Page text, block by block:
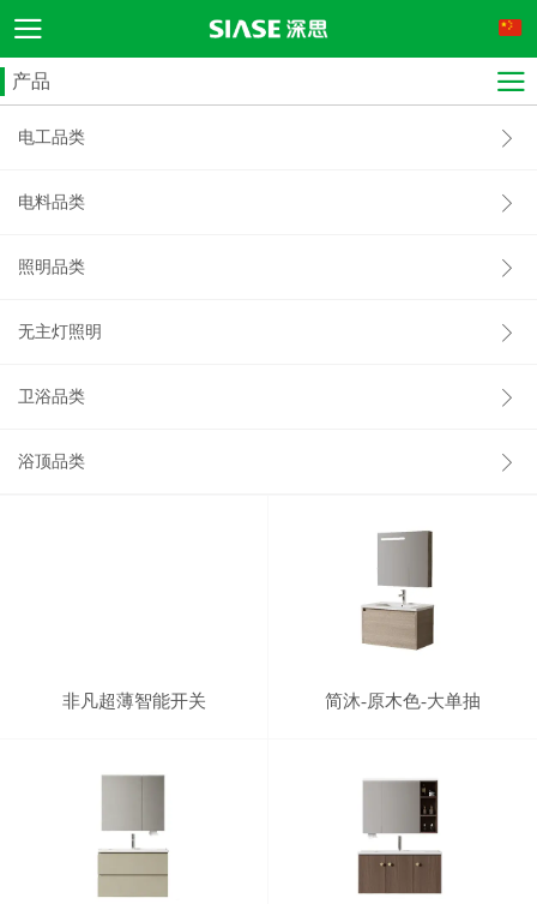
产品
电工品类
电料品类
照明品类
无主灯照明
卫浴品类
浴顶品类
非凡超薄智能开关 简沐-原木色-大单抽